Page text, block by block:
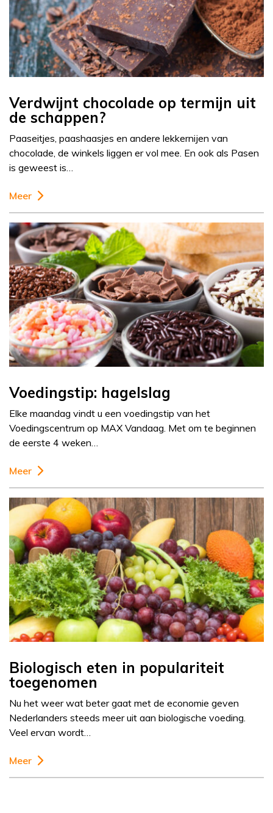
Verdwijnt chocolade op termijn uit
de schappen?
Paaseitjes, paashaasjes en andere lekkernijen van
chocolade, de winkels liggen er vol mee. En ook als Pasen
is geweest is…
Meer
Voedingstip: hagelslag
Elke maandag vindt u een voedingstip van het
Voedingscentrum op MAX Vandaag. Met om te beginnen
de eerste 4 weken…
Meer
Biologisch eten in populariteit
toegenomen
Nu het weer wat beter gaat met de economie geven
Nederlanders steeds meer uit aan biologische voeding.
Veel ervan wordt…
Meer